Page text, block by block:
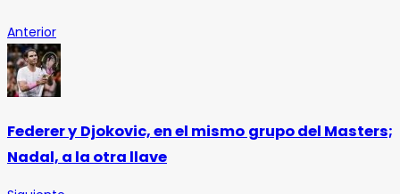
Anterior
Federer y Djokovic, en el mismo grupo del Masters;
Nadal, a la otra llave